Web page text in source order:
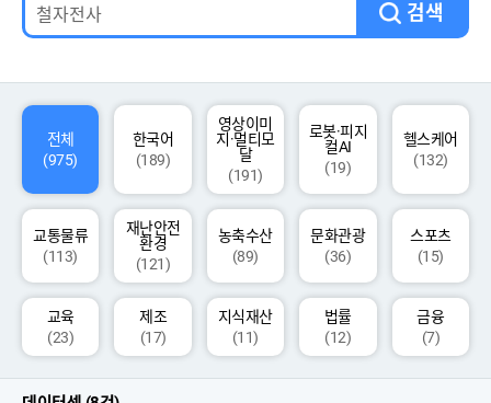
AI 허브소개
AI 개발지원
고객지원
검색
전체
(975)
한국어
(189)
영상이미
지·멀티모
달
(191)
로봇·피지
컬AI
(19)
헬스케어
(132)
교통물류
(113)
재난안전
환경
(121)
농축수산
(89)
문화관광
(36)
스포츠
(15)
교육
(23)
제조
(17)
지식재산
(11)
법률
(12)
금융
(7)